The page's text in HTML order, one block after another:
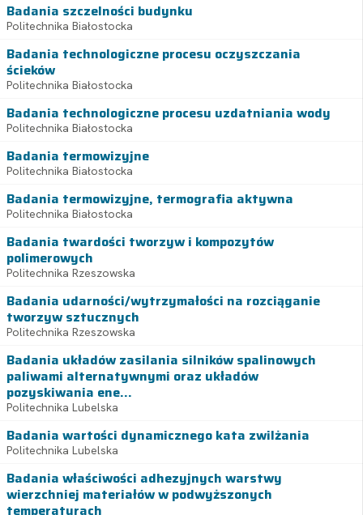
Badania szczelności budynku
Politechnika Białostocka
Badania technologiczne procesu oczyszczania
ścieków
Politechnika Białostocka
Badania technologiczne procesu uzdatniania wody
Politechnika Białostocka
Badania termowizyjne
Politechnika Białostocka
Badania termowizyjne, termografia aktywna
Politechnika Białostocka
Badania twardości tworzyw i kompozytów
polimerowych
Politechnika Rzeszowska
Badania udarności/wytrzymałości na rozciąganie
tworzyw sztucznych
Politechnika Rzeszowska
Badania układów zasilania silników spalinowych
paliwami alternatywnymi oraz układów
pozyskiwania ene...
Politechnika Lubelska
Badania wartości dynamicznego kata zwilżania
Politechnika Lubelska
Badania właściwości adhezyjnych warstwy
wierzchniej materiałów w podwyższonych
temperaturach